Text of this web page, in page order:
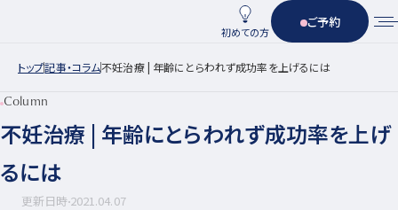
初めての方
ご予約
トップ記事・コラム不妊治療 | 年齢にとらわれず成功率を上げるには
Column
不妊治療 | 年齢にとらわれず成功率を上げ
るには
更新日時2021.04.07